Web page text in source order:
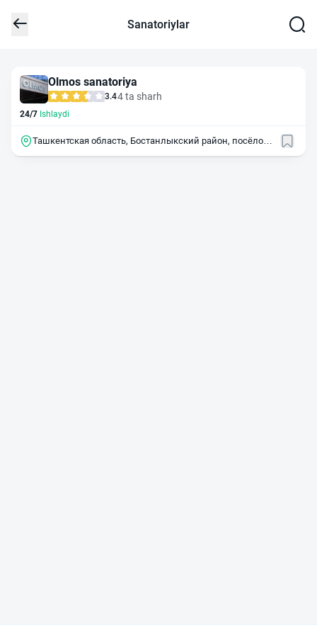
Sanatoriylar
Olmos sanatoriya
3.44 ta sharh
24/7 Ishlaydi
Ташкентская область, Бостанлыкский район, посёлок